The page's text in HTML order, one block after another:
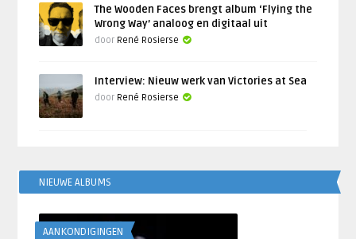
The Wooden Faces brengt album ‘Flying the
Wrong Way’ analoog en digitaal uit
door René Rosierse
Interview: Nieuw werk van Victories at Sea
door René Rosierse
NIEUWE ALBUMS
AANKONDIGINGEN